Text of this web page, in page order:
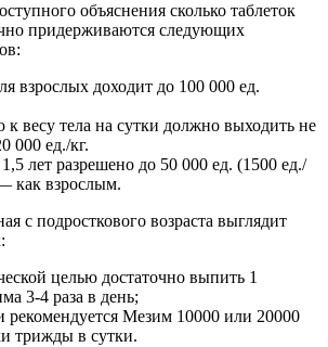
объяснения сколько таблеток
придерживаются следующих
взрослых доходит до 100 000 ед.
весу тела на сутки должно выходить не
000 ед./кг.
лет разрешено до 50 000 ед. (1500 ед./
как взрослым.
с подросткового возраста выглядит
целью достаточно выпить 1
3-4 раза в день;
рекомендуется Мезим 10000 или 20000
трижды в сутки.